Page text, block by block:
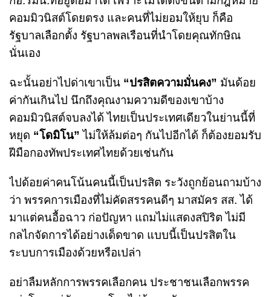
คอมมิวนิสต์โดยตรง และคนที่ไม่ยอมให้ยุบ ก็คือ
รัฐบาลเลือกตั้ง รัฐบาลพลเรือนที่นำโดยคุณทักษิณ
นั่นเอง
ฉะนั้นอย่าไปด่าเขาเป็น “ปรสิตความมั่นคง” มันด้อย
ค่ากันเกินไป นึกถึงคุณงามความดีของเขาบ้าง
คอมมิวนิสต์จบลงได้ ไทยเป็นประเทศเดียวในย่านนี้ที่
หยุด “โดมิโน” ไม่ให้ล้มต่อๆ กันไปอีกได้ ก็ต้องยอมรับ
ฝีมือกองทัพประเทศไทยด้วยเช่นกัน
ไปด้อยค่าคนโน้นคนนี้เป็นปรสิต ระวังถูกย้อนถามบ้าง
ว่า พรรคการเมืองที่ไม่คัดสรรคนดีๆ มาสมัคร สส. ได้
มาแต่คนอื้อฉาว ก่อปัญหา แถมไม่แสดงสปิริต ไม่มี
กลไกจัดการได้อย่างเด็ดขาด แบบนี้เป็นปรสิตใน
ระบบการเมืองด้วยหรือเปล่า
อย่าลืมหลักการพรรคเลือกคน ประชาชนเลือกพรรค